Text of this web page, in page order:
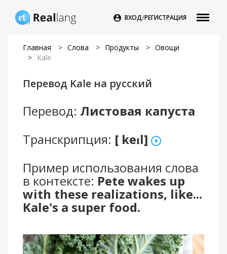
 ВХОД/РЕГИСТРАЦИЯ
Главная > Слова > Продукты > Овощи
>
Kale
Перевод Kale на русский
Перевод: Листовая капуста
Транскрипция: [ keɪl]
Пример использования слова
в контексте: Pete wakes up
with these realizations, like...
Kale's a super food.